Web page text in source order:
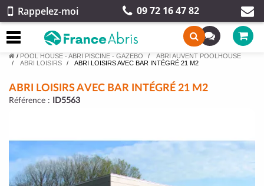
Rappelez-moi 09 72 16 47 82
/ POOL HOUSE - ABRI PISCINE - GAZEBO
ABRI AUVENT POOLHOUSE
ABRI LOISIRS
ABRI LOISIRS AVEC BAR INTÉGRÉ 21 M2
ABRI LOISIRS AVEC BAR INTÉGRÉ 21 M2
Référence : ID5563